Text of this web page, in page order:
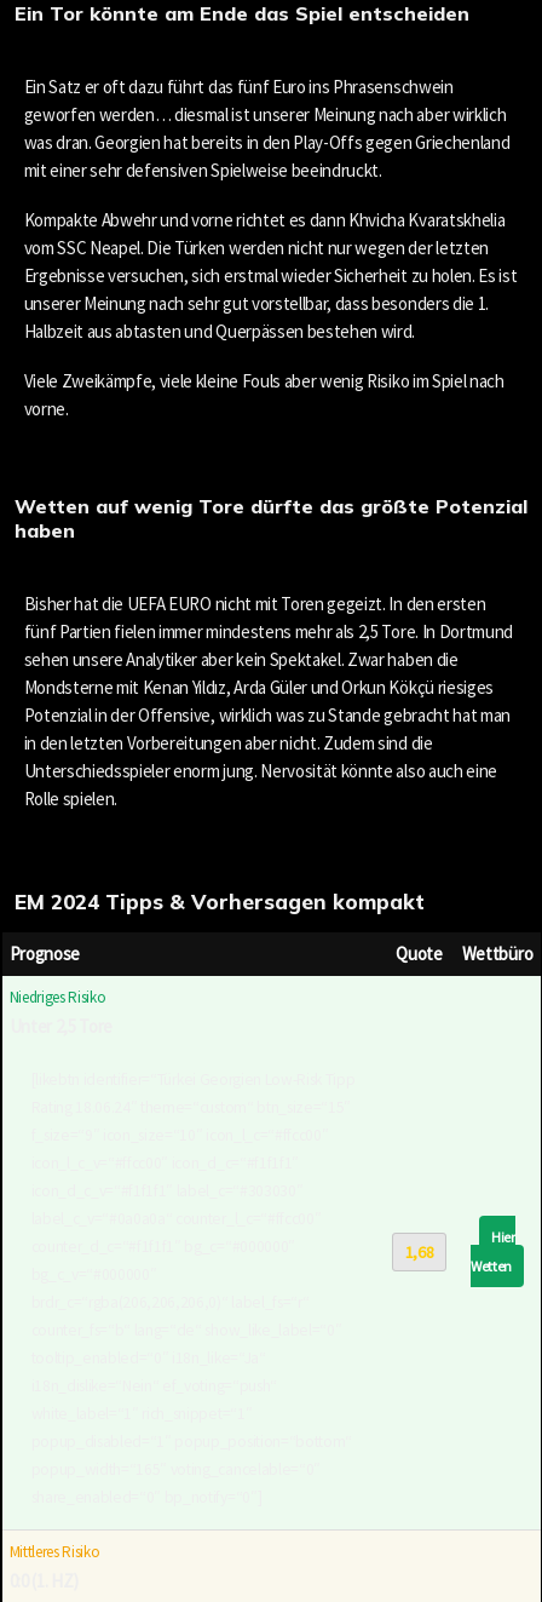
Ein Tor könnte am Ende das Spiel entscheiden
Ein Satz er oft dazu führt das fünf Euro ins Phrasenschwein
geworfen werden… diesmal ist unserer Meinung nach aber wirklich
was dran. Georgien hat bereits in den Play-Offs gegen Griechenland
mit einer sehr defensiven Spielweise beeindruckt.
Kompakte Abwehr und vorne richtet es dann Khvicha Kvaratskhelia
vom SSC Neapel. Die Türken werden nicht nur wegen der letzten
Ergebnisse versuchen, sich erstmal wieder Sicherheit zu holen. Es ist
unserer Meinung nach sehr gut vorstellbar, dass besonders die 1.
Halbzeit aus abtasten und Querpässen bestehen wird.
Viele Zweikämpfe, viele kleine Fouls aber wenig Risiko im Spiel nach
vorne.
Wetten auf wenig Tore dürfte das größte Potenzial
haben
Bisher hat die UEFA EURO nicht mit Toren gegeizt. In den ersten
fünf Partien fielen immer mindestens mehr als 2,5 Tore. In Dortmund
sehen unsere Analytiker aber kein Spektakel. Zwar haben die
Mondsterne mit Kenan Yıldız, Arda Güler und Orkun Kökçü riesiges
Potenzial in der Offensive, wirklich was zu Stande gebracht hat man
in den letzten Vorbereitungen aber nicht. Zudem sind die
Unterschiedsspieler enorm jung. Nervosität könnte also auch eine
Rolle spielen.
EM 2024 Tipps & Vorhersagen kompakt
Prognose Quote Wettbüro
Niedriges Risiko
1,68
Hier
Wetten
Mittleres Risiko